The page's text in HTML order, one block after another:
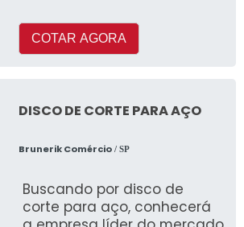
equipamentos que melhor
pode ser utilizado na r
COTAR AGORA
DISCO DE CORTE PARA AÇO
Brunerik Comércio/ SP
Buscando por disco de
corte para aço, conhecerá